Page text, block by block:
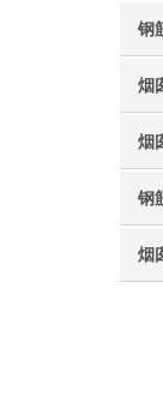
烟
烟
钢
烟